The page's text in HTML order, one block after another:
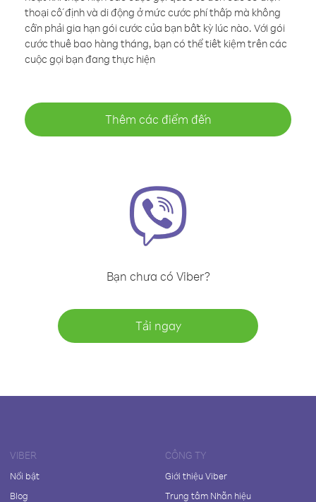
thoại cố định và di động ở mức cước phí thấp mà không
cần phải gia hạn gói cước của bạn bất kỳ lúc nào. Với gói
cước thuê bao hàng tháng, bạn có thể tiết kiệm trên các
cuộc gọi bạn đang thực hiện
Thêm các điểm đến
Bạn chưa có Viber?
Tải ngay
VIBER
Nổi bật
Blog
CÔNG TY
Giới thiệu Viber
Trung tâm Nhãn hiệu